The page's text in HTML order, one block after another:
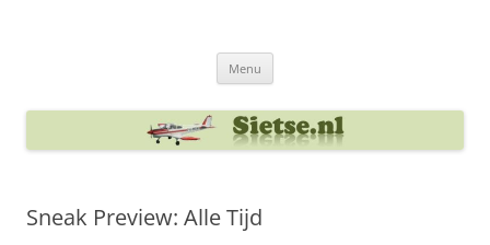
Menu
Sneak Preview: Alle Tijd